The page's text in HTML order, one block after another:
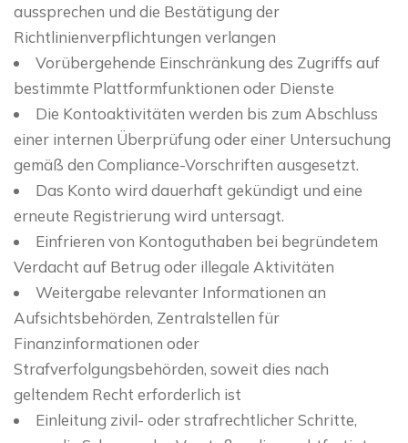
aussprechen und die Bestätigung der
Richtlinienverpflichtungen verlangen
Vorübergehende Einschränkung des Zugriffs auf
bestimmte Plattformfunktionen oder Dienste
Die Kontoaktivitäten werden bis zum Abschluss
einer internen Überprüfung oder einer Untersuchung
gemäß den Compliance-Vorschriften ausgesetzt.
Das Konto wird dauerhaft gekündigt und eine
erneute Registrierung wird untersagt.
Einfrieren von Kontoguthaben bei begründetem
Verdacht auf Betrug oder illegale Aktivitäten
Weitergabe relevanter Informationen an
Aufsichtsbehörden, Zentralstellen für
Finanzinformationen oder
Strafverfolgungsbehörden, soweit dies nach
geltendem Recht erforderlich ist
Einleitung zivil- oder strafrechtlicher Schritte,